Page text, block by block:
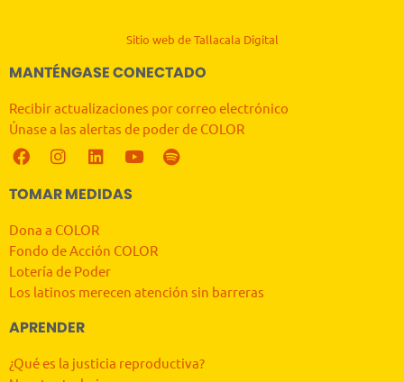
Sitio web de Tallacala Digital
MANTÉNGASE CONECTADO
Recibir actualizaciones por correo electrónico
Únase a las alertas de poder de COLOR
TOMAR MEDIDAS
Dona a COLOR
Fondo de Acción COLOR
Lotería de Poder
Los latinos merecen atención sin barreras
APRENDER
¿Qué es la justicia reproductiva?